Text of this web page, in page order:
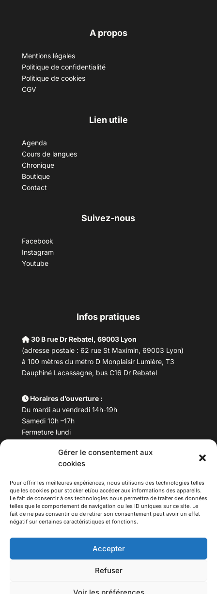
Gérer le consentement aux
cookies
Pour offrir les meilleures expériences, nous utilisons des technologies telles
que les cookies pour stocker et/ou accéder aux informations des appareils.
Le fait de consentir à ces technologies nous permettra de traiter des données
telles que le comportement de navigation ou les ID uniques sur ce site. Le
fait de ne pas consentir ou de retirer son consentement peut avoir un effet
négatif sur certaines caractéristiques et fonctions.
Accepter
Refuser
Voir les préférences
A propos
Mentions légales
Politique de confidentialité
Politique de cookies
CGV
Lien utile
Agenda
Cours de langues
Chronique
Boutique
Contact
Suivez-nous
Facebook
Instagram
Youtube
Infos pratiques
30 B rue Dr Rebatel, 69003 Lyon
(adresse postale : 62 rue St Maximin, 69003 Lyon)
à 100 mètres du métro D Monplaisir Lumière, T3
Dauphiné Lacassagne, bus C16 Dr Rebatel
Horaires d’ouverture :
Du mardi au vendredi 14h-19h
Samedi 10h –17h
Fermeture lundi
Téléphone : 04 78 53 06 40
maisondesculturesasiatiques@asiexpo.com